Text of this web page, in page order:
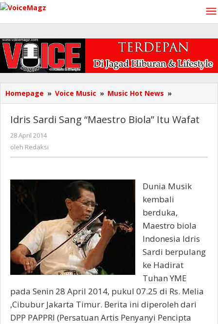
Lewati
konten
Homepage » Voice Music » Music Hot News »
Sardi
"Maestro
Idris Sardi Sang “Maestro Biola” Itu Wafat
28 April 2014
oleh Redaksi
Dunia Musik
kembali
berduka,
Maestro biola
Indonesia Idris
Sardi berpulang
ke Hadirat
Tuhan YME
pada Senin 28 April 2014, pukul 07.25 di Rs. Melia
,Cibubur Jakarta Timur. Berita ini diperoleh dari
DPP PAPPRI (Persatuan Artis Penyanyi Pencipta